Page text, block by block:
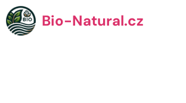
Přeskočit
na
obsah
Bio-Natural.cz